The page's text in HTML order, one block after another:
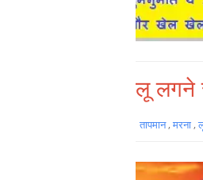
लू लगने
तापमान,मरना,